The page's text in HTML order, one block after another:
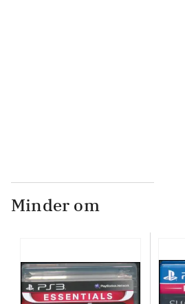
Minder om